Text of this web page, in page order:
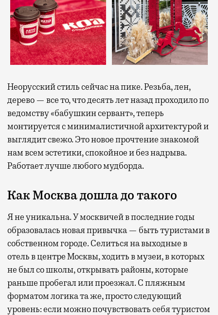
Неорусский стиль сейчас на пике. Резьба, лен,
дерево — все то, что десять лет назад проходило по
ведомству «бабушкин сервант», теперь
монтируется с минималистичной архитектурой и
выглядит свежо. Это новое прочтение знакомой
нам всем эстетики, спокойное и без надрыва.
Работает лучше любого мудборда.
Как Москва дошла до такого
Я не уникальна. У москвичей в последние годы
образовалась новая привычка — быть туристами в
собственном городе. Селиться на выходные в
отель в центре Москвы, ходить в музеи, в которых
не был со школы, открывать районы, которые
раньше пробегал или проезжал. С пляжным
форматом логика та же, просто следующий
уровень: если можно почувствовать себя туристом